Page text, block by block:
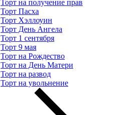
Торт на получение прав
Торт Пасха
Торт Хэллоуин
Торт День Ангела
Торт 1 сентября
Торт 9 мая
Торт на Рождество
Торт на День Матери
Торт на развод
Торт на увольнение